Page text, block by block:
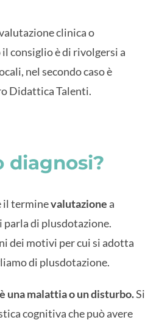
clinica o
consiglio è di rivolgersi a
nel secondo caso è
Didattica Talenti.
diagnosi?
il terminevalutazione a
parla di plusdotazione.
dei motivi per cui si adotta
di plusdotazione.
una malattia o un disturbo.Si
cognitiva che può avere